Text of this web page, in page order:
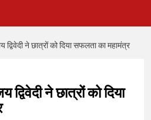
ने छात्रों को दिया सफलता का महामंत्र
ने छात्रों को दिया